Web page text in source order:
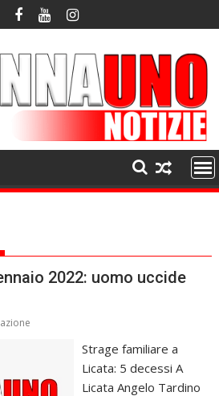
2022: uomo uccide
Strage familiare a
Licata: 5 decessi A
Licata Angelo Tardino